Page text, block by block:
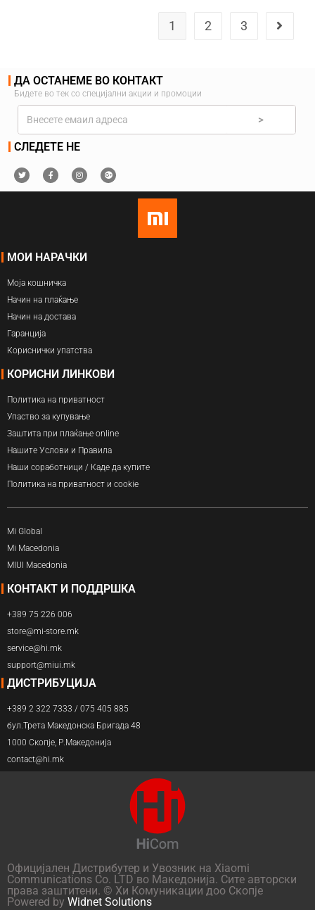
1 2 3
ДА ОСТАНЕМЕ ВО КОНТАКТ
Бидете во тек со специјални акции и промоции
>
СЛЕДЕТЕ НЕ
МОИ НАРАЧКИ
Моја кошничка
Начин на плаќање
Начин на достава
Гаранција
Кориснички упатства
КОРИСНИ ЛИНКОВИ
Политика на приватност
Упаство за купување
Заштита при плаќање online
Нашите Услови и Правила
Наши соработници / Каде да купите
Политика на приватност и cookie
Mi Global
Mi Macedonia
MIUI Macedonia
КОНТАКТ И ПОДДРШКА
+389 75 226 006
store@mi-store.mk
service@hi.mk
support@miui.mk
ДИСТРИБУЦИЈА
+389 2 322 7333 / 075 405 885
бул.Трета Македонска Бригада 48
1000 Скопје, Р.Македонија
contact@hi.mk
Официјален Дистрибутер и Увозник на Xiaomi
Communications Co. LTD во Македонија. Сите авторски
права заштитени. © Хи Комуникации доо Скопје
Powered by Widnet Solutions